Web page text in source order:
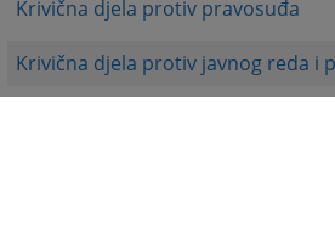
Krivična djela protiv pravosuđa
Krivična djela protiv javnog reda i